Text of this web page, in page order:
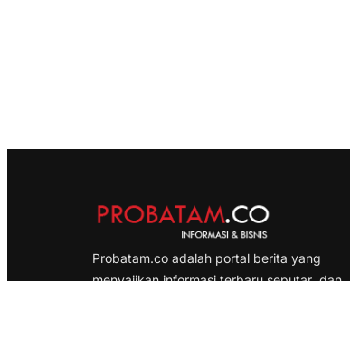
Probatam.co adalah portal berita yang
menyajikan informasi terbaru seputar dan